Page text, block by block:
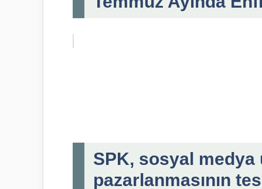
SPK, sosyal
pazarlanmasının